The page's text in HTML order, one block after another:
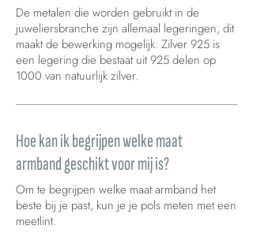
De metalen die worden gebruikt in de
juweliersbranche zijn allemaal legeringen, dit
maakt de bewerking mogelijk. Zilver 925 is
een legering die bestaat uit 925 delen op
1000 van natuurlijk zilver.
Hoe kan ik begrijpen welke maat
armband geschikt voor mij is?
Om te begrijpen welke maat armband het
beste bij je past, kun je je pols meten met een
meetlint.